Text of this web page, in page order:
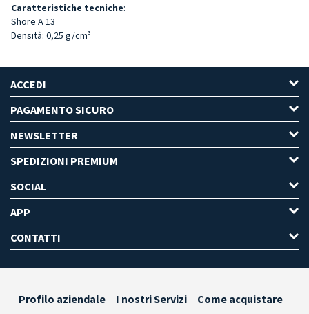
Caratteristiche tecniche:
Shore A 13
Densità: 0,25 g/cm³
ACCEDI
PAGAMENTO SICURO
NEWSLETTER
SPEDIZIONI PREMIUM
SOCIAL
APP
CONTATTI
Profilo aziendale I nostri Servizi
Come acquistare